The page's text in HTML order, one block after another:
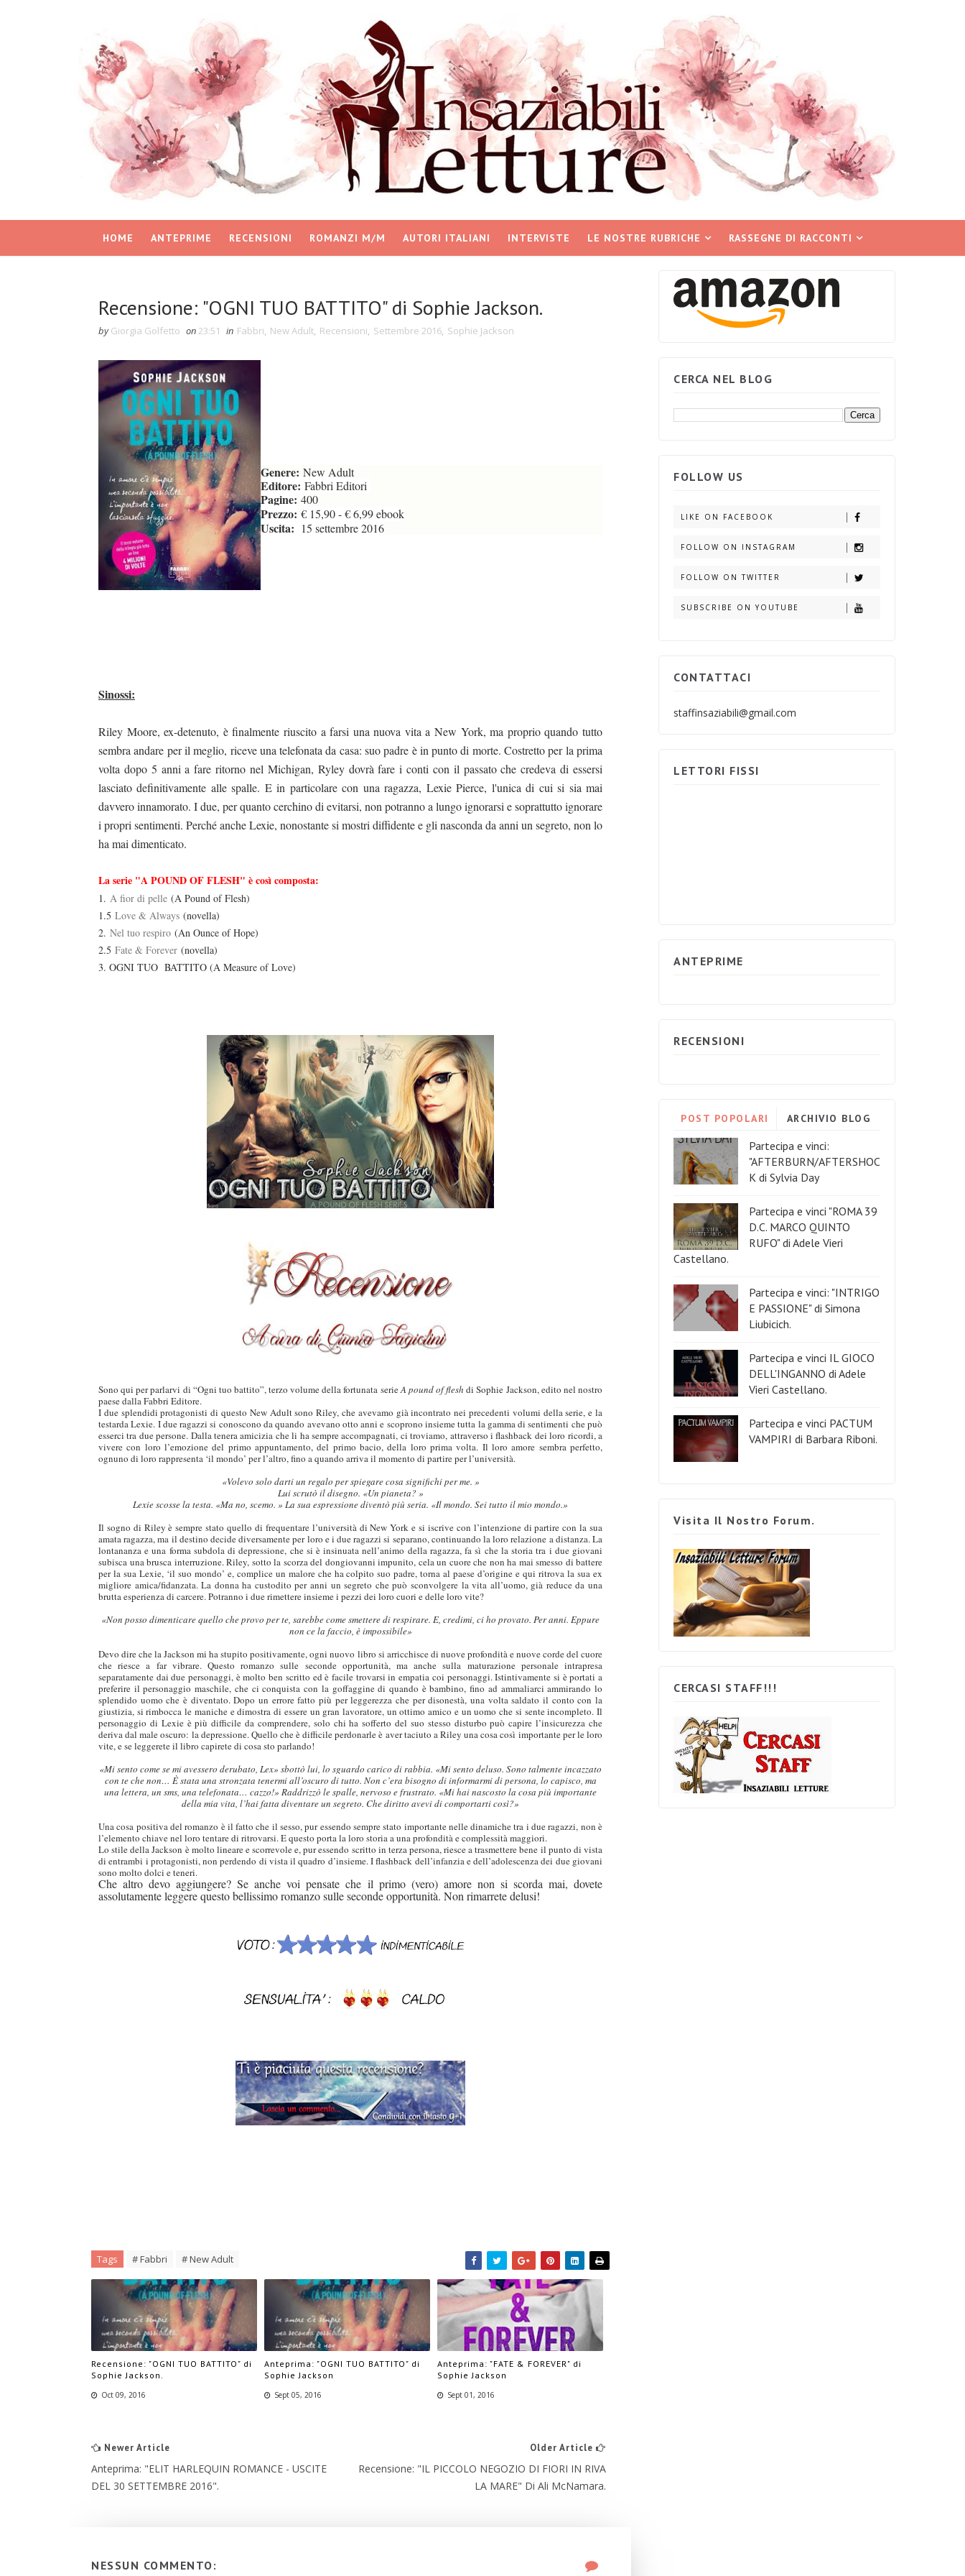
HOME ANTEPRIME RECENSIONI ROMANZI M/M AUTORI ITALIANI INTERVISTE LE NOSTRE RUBRICHE RASSEGNE DI RACCONTI
Recensione: "OGNI TUO BATTITO" di Sophie Jackson.
by Giorgia Golfetto on23:51 in Fabbri, New Adult, Recensioni, Settembre 2016, Sophie Jackson
Genere: New Adult
Editore: Fabbri Editori
Pagine: 400
Prezzo: € 15,90 - € 6,99 ebook
Uscita: 15 settembre 2016
Sinossi:
Riley Moore, ex-detenuto, è finalmente riuscito a farsi una nuova vita a New York, ma proprio quando tutto
sembra andare per il meglio, riceve una telefonata da casa: suo padre è in punto di morte. Costretto per la prima
volta dopo 5 anni a fare ritorno nel Michigan, Ryley dovrà fare i conti con il passato che credeva di essersi
lasciato definitivamente alle spalle. E in particolare con una ragazza, Lexie Pierce, l'unica di cui si sia mai
davvero innamorato. I due, per quanto cerchino di evitarsi, non potranno a lungo ignorarsi e soprattutto ignorare
i propri sentimenti. Perché anche Lexie, nonostante si mostri diffidente e gli nasconda da anni un segreto, non lo
ha mai dimenticato.
La serie "A POUND OF FLESH" è così composta:
1. A fior di pelle (A Pound of Flesh)
1.5 Love & Always (novella)
2. Nel tuo respiro (An Ounce of Hope)
2.5 Fate & Forever (novella)
3. OGNI TUO BATTITO (A Measure of Love)
Sono qui per parlarvi di “Ogni tuo battito”, terzo volume della fortunata serieA pound of fleshdi Sophie Jackson, edito nel nostro
paese dalla Fabbri Editore.
I due splendidi protagonisti di questo New Adult sono Riley, che avevamo già incontrato nei precedenti volumi della serie, e la
testarda Lexie. I due ragazzi si conoscono da quando avevano otto anni e scoprono insieme tutta la gamma di sentimenti che può
esserci tra due persone. Dalla tenera amicizia che li ha sempre accompagnati, ci troviamo, attraverso i flashback dei loro ricordi, a
vivere con loro l’emozione del primo appuntamento, del primo bacio, della loro prima volta. Il loro amore sembra perfetto,
ognuno di loro rappresenta ‘il mondo’ per l’altro, fino a quando arriva il momento di partire per l’università.
«Volevo solo darti un regalo per spiegare cosa significhi per me. »
Lui scrutò il disegno. «Un pianeta? »
Lexie scosse la testa. «Ma no, scemo. » La sua espressione diventò più seria. «Il mondo. Sei tutto il mio mondo.»
Il sogno di Riley è sempre stato quello di frequentare l’università di New York e si iscrive con l’intenzione di partire con la sua
amata ragazza, ma il destino decide diversamente per loro e i due ragazzi si separano, continuando la loro relazione a distanza. La
lontananza e una forma subdola di depressione, che si è insinuata nell’animo della ragazza, fa sì che la storia tra i due giovani
subisca una brusca interruzione. Riley, sotto la scorza del dongiovanni impunito, cela un cuore che non ha mai smesso di battere
per la sua Lexie, ‘il suo mondo’ e, complice un malore che ha colpito suo padre, torna al paese d’origine e qui ritrova la sua ex
migliore amica/fidanzata. La donna ha custodito per anni un segreto che può sconvolgere la vita all’uomo, già reduce da una
brutta esperienza di carcere. Potranno i due rimettere insieme i pezzi dei loro cuori e delle loro vite?
«Non posso dimenticare quello che provo per te, sarebbe come smettere di respirare. E, credimi, ci ho provato. Per anni. Eppure
non ce la faccio, è impossibile»
Devo dire che la Jackson mi ha stupito positivamente, ogni nuovo libro si arricchisce di nuove profondità e nuove corde del cuore
che riesce a far vibrare. Questo romanzo sulle seconde opportunità, ma anche sulla maturazione personale intrapresa
separatamente dai due personaggi, è molto ben scritto ed è facile trovarsi in empatia coi personaggi. Istintivamente si è portati a
preferire il personaggio maschile, che ci conquista con la goffaggine di quando è bambino, fino ad ammaliarci ammirando lo
splendido uomo che è diventato. Dopo un errore fatto più per leggerezza che per disonestà, una volta saldato il conto con la
giustizia, si rimbocca le maniche e dimostra di essere un gran lavoratore, un ottimo amico e un uomo che si sente incompleto. Il
personaggio di Lexie è più difficile da comprendere, solo chi ha sofferto del suo stesso disturbo può capire l’insicurezza che
deriva dal male oscuro: la depressione. Quello che è difficile perdonarle è aver taciuto a Riley una cosa così importante per le loro
vite, e se leggerete il libro capirete di cosa sto parlando!
«Mi sento come se mi avessero derubato, Lex» sbottò lui, lo sguardo carico di rabbia. «Mi sento deluso. Sono talmente incazzato
con te che non… È stata una stronzata tenermi all’oscuro di tutto. Non c’era bisogno di informarmi di persona, lo capisco, ma
una lettera, un sms, una telefonata… cazzo!» Raddrizzò le spalle, nervoso e frustrato. «Mi hai nascosto la cosa più importante
della mia vita, l’hai fatta diventare un segreto. Che diritto avevi di comportarti così?»
Una cosa positiva del romanzo è il fatto che il sesso, pur essendo sempre stato importante nelle dinamiche tra i due ragazzi, non è
l’elemento chiave nel loro tentare di ritrovarsi. E questo porta la loro storia a una profondità e complessità maggiori.
Lo stile della Jackson è molto lineare e scorrevole e, pur essendo scritto in terza persona, riesce a trasmettere bene il punto di vista
di entrambi i protagonisti, non perdendo di vista il quadro d’insieme. I flashback dell’infanzia e dell’adolescenza dei due giovani
sono molto dolci e teneri.
Che altro devo aggiungere? Se anche voi pensate che il primo (vero) amore non si scorda mai, dovete
assolutamente leggere questo bellissimo romanzo sulle seconde opportunità. Non rimarrete delusi!
Tags # Fabbri # New Adult
Recensione: "OGNI TUO BATTITO" di
Sophie Jackson.
Oct 09, 2016
Anteprima: "OGNI TUO BATTITO" di
Sophie Jackson
Sept 05, 2016
Anteprima: "FATE & FOREVER" di
Sophie Jackson
Sept 01, 2016
Newer Article
Anteprima: "eLIT HARLEQUIN ROMANCE - USCITE
DEL 30 SETTEMBRE 2016".
Older Article
Recensione: "IL PICCOLO NEGOZIO DI FIORI IN RIVA
LA MARE" Di Ali McNamara.
NESSUN COMMENTO:
CERCA NEL BLOG
FOLLOW US
LIKE ON FACEBOOK
FOLLOW ON INSTAGRAM
FOLLOW ON TWITTER
SUBSCRIBE ON YOUTUBE
CONTATTACI
staffinsaziabili@gmail.com
LETTORI FISSI
ANTEPRIME
RECENSIONI
POST POPOLARI ARCHIVIO BLOG
Partecipa e vinci:
"AFTERBURN/AFTERSHOC
K di Sylvia Day
Partecipa e vinci "ROMA 39
D.C. MARCO QUINTO
RUFO" di Adele Vieri
Castellano.
Partecipa e vinci: "INTRIGO
E PASSIONE" di Simona
Liubicich.
Partecipa e vinci IL GIOCO
DELL'INGANNO di Adele
Vieri Castellano.
Partecipa e vinci PACTUM
VAMPIRI di Barbara Riboni.
Visita Il Nostro Forum.
CERCASI STAFF!!!